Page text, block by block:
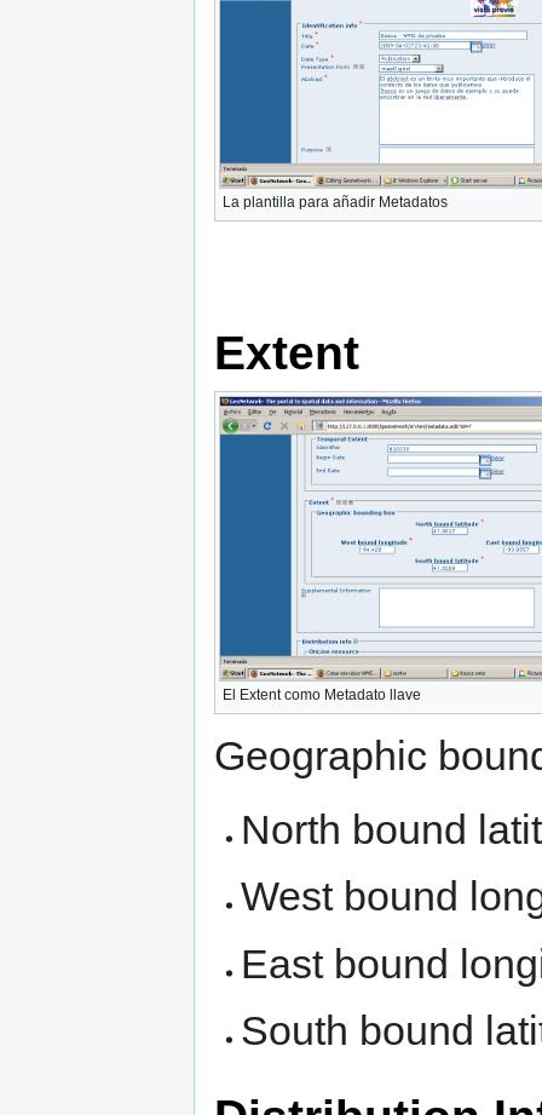
La plantilla para añadir Metadatos
Extent
El Extent como Metadato llave
Geographic
North bound
West bound
East bound
South bound